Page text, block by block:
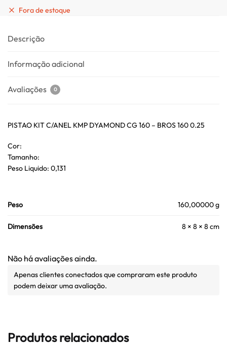
Fora de estoque
Descrição
Informação adicional
Avaliações 0
PISTAO KIT C/ANEL KMP DYAMOND CG 160 – BROS 160 0.25
Cor:
Tamanho:
Peso Liquido: 0,131
Peso 160,00000 g
Dimensões 8 × 8 × 8 cm
Não há avaliações ainda.
Apenas clientes conectados que compraram este produto
podem deixar uma avaliação.
Produtos relacionados